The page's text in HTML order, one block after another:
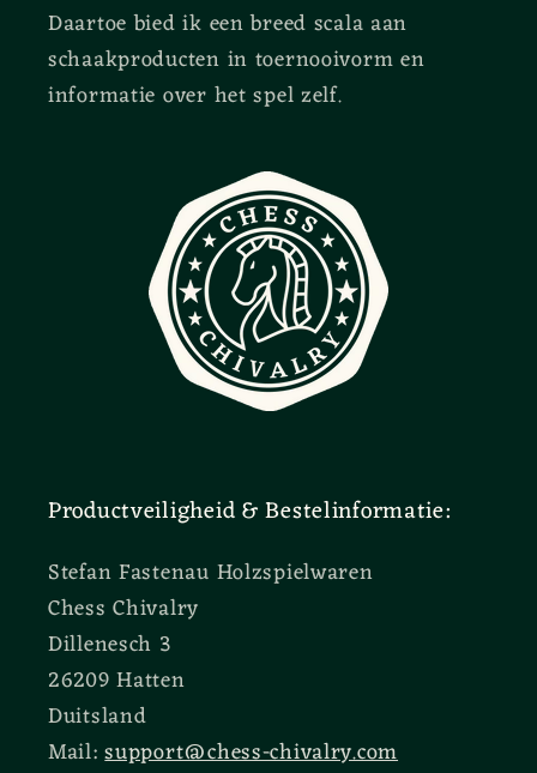
Daartoe bied ik een breed scala aan
schaakproducten in toernooivorm en
informatie over het spel zelf.
Productveiligheid & Bestelinformatie:
Stefan Fastenau Holzspielwaren
Chess Chivalry
Dillenesch 3
26209 Hatten
Duitsland
Mail:support@chess-chivalry.com